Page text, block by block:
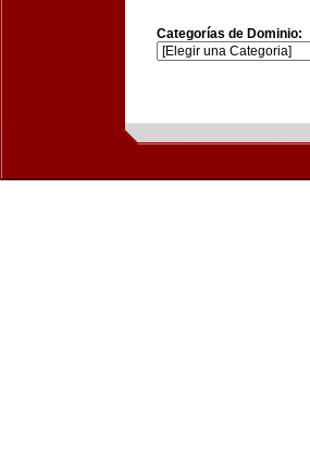
Categorías de Dominio: